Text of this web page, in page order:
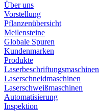
Über uns
Vorstellung
Pflanzenübersicht
Meilensteine
Globale Spuren
Kundenmarken
Produkte
Laserbeschriftungsmaschinen
Laserschneidmaschinen
Laserschweißmaschinen
Automatisierung
Inspektion